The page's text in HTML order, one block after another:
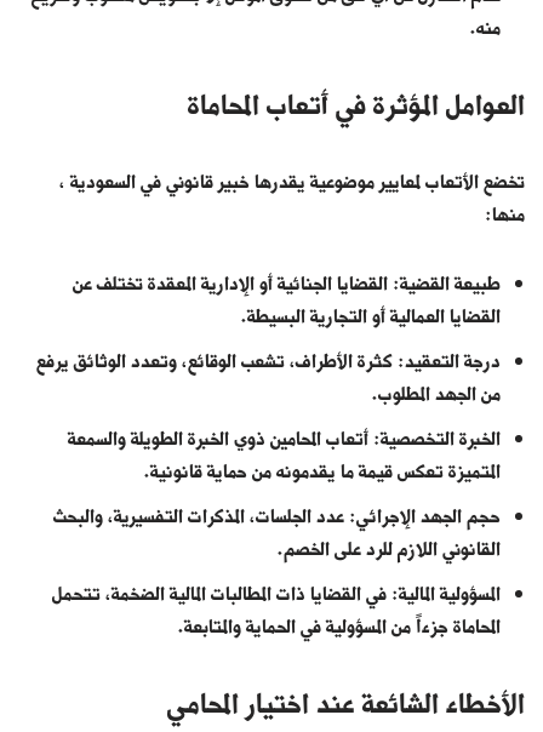
منه.
العوامل المؤثرة في أتعاب المحاماة
تخضع الأتعاب لمعايير موضوعية يقدرها خبير قانوني في السعودية ،
منها:
طبيعة القضية: القضايا الجنائية أو الإدارية المعقدة تختلف عن
القضايا العمالية أو التجارية البسيطة.
درجة التعقيد: كثرة الأطراف، تشعب الوقائع، وتعدد الوثائق يرفع
من الجهد المطلوب.
الخبرة التخصصية: أتعاب المحامين ذوي الخبرة الطويلة والسمعة
المتميزة تعكس قيمة ما يقدمونه من حماية قانونية.
حجم الجهد الإجرائي: عدد الجلسات، المذكرات التفسيرية، والبحث
القانوني اللازم للرد على الخصم.
المسؤولية المالية: في القضايا ذات المطالبات المالية الضخمة، تتحمل
المحاماة جزءاً من المسؤولية في الحماية والمتابعة.
الأخطاء الشائعة عند اختيار المحامي